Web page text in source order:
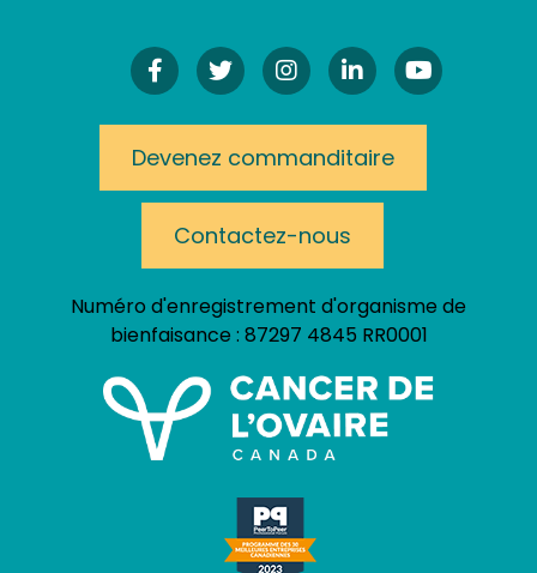
Facebook
TwitterInstagram!
LinkedInYouTube
Devenez commanditaire
Contactez-nous
Numéro d'enregistrement d'organisme de
bienfaisance : 87297 4845 RR0001